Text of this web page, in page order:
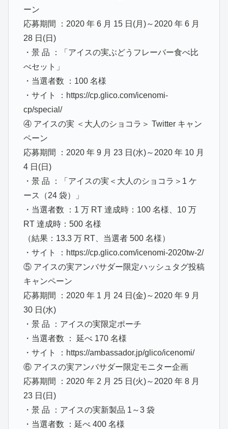
ーン
応募期間 ：2020 年 6 月 15 日(月)～2020 年 6 月
28 日(日)
・景 品 ：「アイスの実ぶどうフレーバー食べ比
べセット」
・当選者数 ：100 名様
・サイト ：https://cp.glico.com/icenomi-
cp/special/
④ アイスの実 ＜大人のショコラ＞ Twitter キャン
ペーン
応募期間 ：2020 年 9 月 23 日(水)～2020 年 10 月
4 日(日)
・景 品 ：「アイスの実＜大人のショコラ＞1 ケ
ース（24 袋）」
・当選者数 ：1 万 RT 達成時：100 名様、10 万
RT 達成時：500 名様
（結果：13.3 万 RT、当選者 500 名様）
・サイト ：https://cp.glico.com/icenomi-2020tw-2/
⑤ アイスの実アンバサダー限定ハッシュタグ投稿
キャンペーン
応募期間 ：2020 年 1 月 24 日(金)～2020 年 9 月
30 日(水)
・景 品 ：アイスの実限定ポーチ
・当選者数 ： 延べ 170 名様
・サイト ：https://ambassador.jp/glico/icenomi/
⑥ アイスの実アンバサダー限定モニター企画
応募期間 ：2020 年 2 月 25 日(火)～2020 年 8 月
23 日(日)
・景 品 ：アイスの実新製品 1～3 袋
・当選者数 ：延べ 400 名様